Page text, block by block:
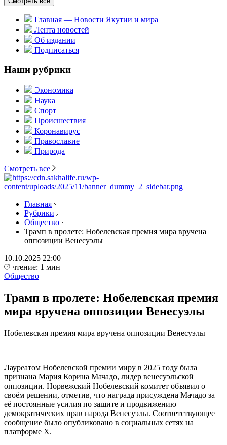
Главная — Новости Якутии и мира
Лента новостей
Об издании
Подписаться
Наши рубрики
Экономика
Наука
Спорт
Происшествия
Коронавирус
Православие
Природа
Смотреть все
Главная
Рубрики
Общество
Трамп в пролете: Нобелевская премия мира вручена
оппозиции Венесуэлы
10.10.2025 22:00
чтение: 1 мин
Общество
Трамп в пролете: Нобелевская премия
мира вручена оппозиции Венесуэлы
Нобелевская премия мира вручена оппозиции Венесуэлы
Лауреатом Нобелевской премии миру в 2025 году была
признана Мария Корина Мачадо, лидер венесуэльской
оппозиции. Норвежский Нобелевский комитет объявил о
своём решении, отметив, что награда присуждена Мачадо за
её постоянные усилия по защите и продвижению
демократических прав народа Венесуэлы. Соответствующее
сообщение было опубликовано в социальных сетях на
платформе X.